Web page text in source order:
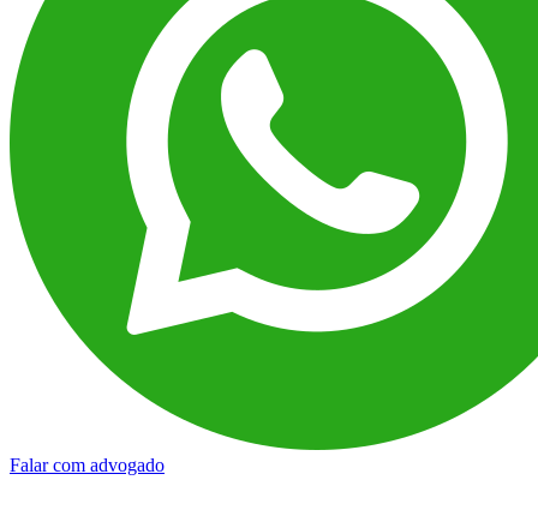
Falar com advogado